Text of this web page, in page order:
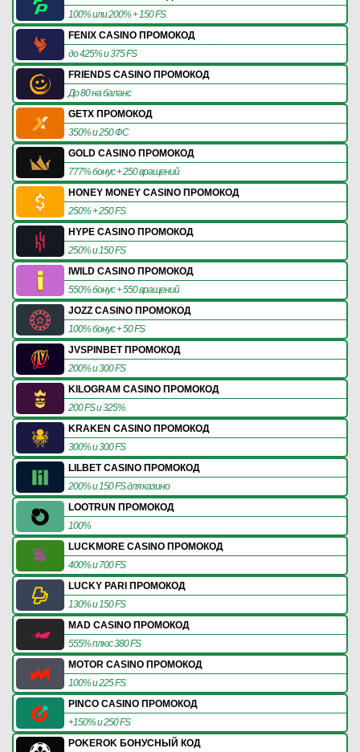
100% или 200% + 150 FS
FENIX CASINO ПРОМОКОД
до 425% и 375 FS
FRIENDS CASINO ПРОМОКОД
До 80 на баланс
GETX ПРОМОКОД
350% и 250 ФС
GOLD CASINO ПРОМОКОД
777% бонус + 250 вращений
HONEY MONEY CASINO ПРОМОКОД
250% + 250 FS
HYPE CASINO ПРОМОКОД
250% и 150 FS
IWILD CASINO ПРОМОКОД
550% бонус + 550 вращений
JOZZ CASINO ПРОМОКОД
100% бонус + 50 FS
JVSPINBET ПРОМОКОД
200% и 300 FS
KILOGRAM CASINO ПРОМОКОД
200 FS и 325%
KRAKEN CASINO ПРОМОКОД
300% и 300 FS
LILBET CASINO ПРОМОКОД
200% и 150 FS для казино
LOOTRUN ПРОМОКОД
100%
LUCKMORE CASINO ПРОМОКОД
400% и 700 FS
LUCKY PARI ПРОМОКОД
130% и 150 FS
MAD CASINO ПРОМОКОД
555% плюс 380 FS
MOTOR CASINO ПРОМОКОД
100% и 225 FS
PINCO CASINO ПРОМОКОД
+150% и 250 FS
POKEROK БОНУСНЫЙ КОД